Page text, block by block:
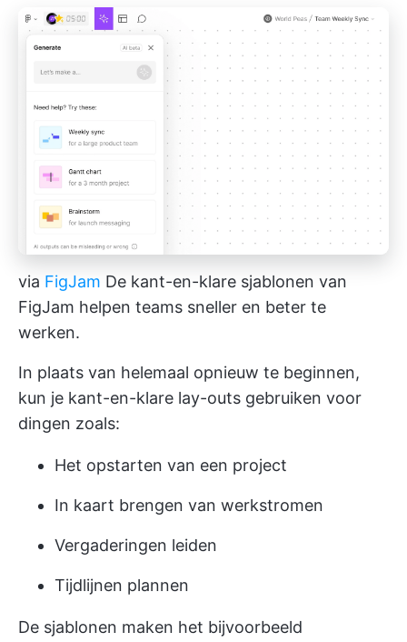
via FigJam De kant-en-klare sjablonen van
FigJam helpen teams sneller en beter te
werken.
In plaats van helemaal opnieuw te beginnen,
kun je kant-en-klare lay-outs gebruiken voor
dingen zoals:
Het opstarten van een project
In kaart brengen van werkstromen
Vergaderingen leiden
Tijdlijnen plannen
De sjablonen maken het bijvoorbeeld